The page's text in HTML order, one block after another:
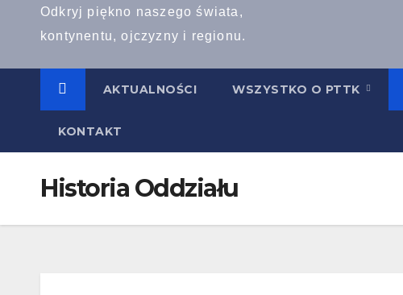
Odkryj piękno naszego świata,
kontynentu, ojczyzny i regionu.
AKTUALNOŚCI WSZYSTKO O PTTK
KONTAKT
Historia Oddziału